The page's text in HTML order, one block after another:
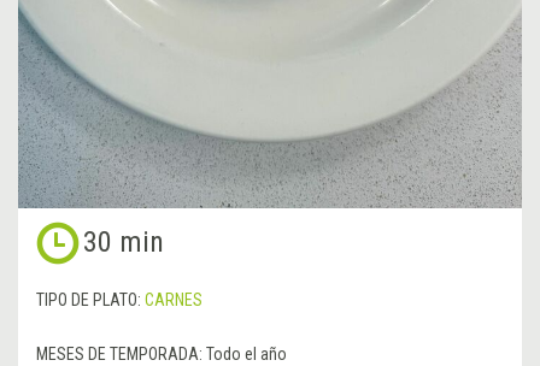
30 min
TIPO DE PLATO: CARNES
MESES DE TEMPORADA: Todo el año